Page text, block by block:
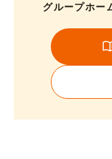
グループホー